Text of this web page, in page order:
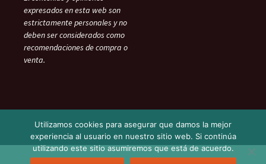
expresados en esta web son
estrictamente personales y no
deben ser considerados como
recomendaciones de compra o
venta.
Utilizamos cookies para asegurar que damos la mejor
experiencia al usuario en nuestro sitio web. Si continúa
utilizando este sitio asumiremos que está de acuerdo.